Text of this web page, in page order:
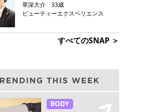
草深大介 33歳
ビューティーエクスペリエンス
すべてのSNAP ＞
BODY